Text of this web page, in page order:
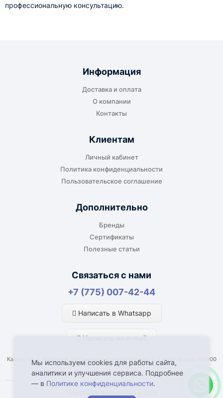
профессиональную консультацию.
Информация
Доставка и оплата
О компании
Контакты
Клиентам
Личный кабинет
Политика конфиденциальности
Пользовательское соглашение
Дополнительно
Бренды
Сертификаты
Полезные статьи
Связаться с нами
+7 (775) 007-42-44
Написать в Whatsapp
Написать на e-mail
Казахстан, г. Костанай, ул Генерала Арыстанбекова, д. 1, к.2а, Индекс 110000
Мы используем cookies для работы сайта,
аналитики и улучшения сервиса. Подробнее
— в Политике конфиденциальности.